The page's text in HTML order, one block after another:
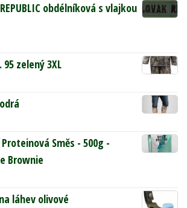
obdélníková s vlajkou
zelený 3XL
Směs - 500g -
Brownie
láhev olivové